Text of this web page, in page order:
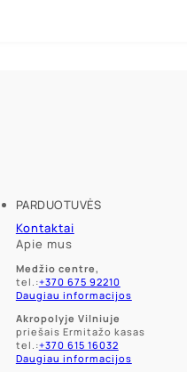
PARDUOTUVĖS
Kontaktai
Apie mus
Medžio centre,
tel.:+370 675 92210
Daugiau informacijos
Akropolyje Vilniuje
priešais Ermitažo kasas
tel.:+370 615 16032
Daugiau informacijos